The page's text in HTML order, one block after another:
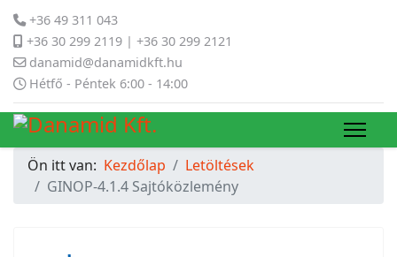
+36 49 311 043
+36 30 299 2119 | +36 30 299 2121
danamid@danamidkft.hu
Hétfő - Péntek 6:00 - 14:00
Ön itt van: Kezdőlap
Letöltések
GINOP-4.1.4 Sajtóközlemény